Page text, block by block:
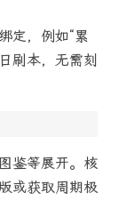
定，例如“累
刷本，无需刻
鉴等展开。核
或获取周期极